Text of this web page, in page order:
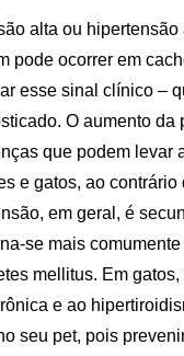
alta ou
pode ocorrer em
esse sinal clínico –
O aumento da
que podem levar
e gatos, ao
em geral, é
se mais
mellitus. Em
e ao
seu pet, pois